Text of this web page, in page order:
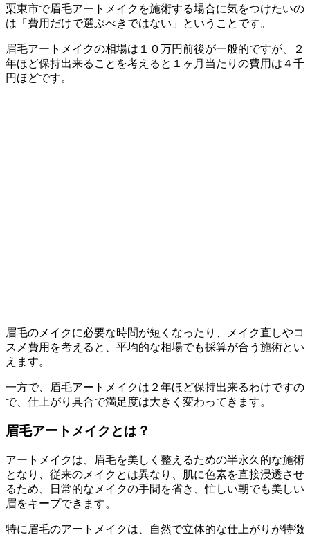
栗東市で眉毛アートメイクを施術する場合に気をつけたいの
は 「費用だけで選ぶべきではない」ということです。
眉毛アートメイクの相場は１０万円前後が一般的ですが、２
年ほど保持出来ることを考えると１ヶ月当たりの費用は４千
円ほどです。
眉毛のメイクに必要な時間が短くなったり、メイク直しやコ
スメ費用を考えると、平均的な相場でも採算が合う施術とい
えます。
一方で、眉毛アートメイクは２年ほど保持出来るわけですの
で、仕上がり具合で満足度は大きく変わってきます。
眉毛アートメイクとは？
アートメイクは、眉毛を美しく整えるための半永久的な施術
となり、従来のメイクとは異なり、肌に色素を直接浸透させ
るため、日常的なメイクの手間を省き、忙しい朝でも美しい
眉をキープできます。
特に眉毛のアートメイクは、自然で立体的な仕上がりが特徴